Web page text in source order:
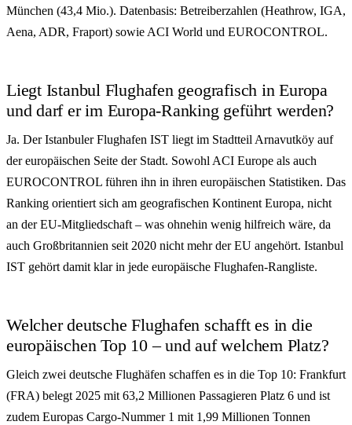
München (43,4 Mio.). Datenbasis: Betreiberzahlen (Heathrow, IGA,
Aena, ADR, Fraport) sowie ACI World und EUROCONTROL.
Liegt Istanbul Flughafen geografisch in Europa
und darf er im Europa-Ranking geführt werden?
Ja. Der Istanbuler Flughafen IST liegt im Stadtteil Arnavutköy auf
der europäischen Seite der Stadt. Sowohl ACI Europe als auch
EUROCONTROL führen ihn in ihren europäischen Statistiken. Das
Ranking orientiert sich am geografischen Kontinent Europa, nicht
an der EU-Mitgliedschaft – was ohnehin wenig hilfreich wäre, da
auch Großbritannien seit 2020 nicht mehr der EU angehört. Istanbul
IST gehört damit klar in jede europäische Flughafen-Rangliste.
Welcher deutsche Flughafen schafft es in die
europäischen Top 10 – und auf welchem Platz?
Gleich zwei deutsche Flughäfen schaffen es in die Top 10: Frankfurt
(FRA) belegt 2025 mit 63,2 Millionen Passagieren Platz 6 und ist
zudem Europas Cargo-Nummer 1 mit 1,99 Millionen Tonnen